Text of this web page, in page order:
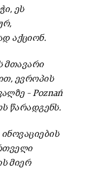
ეს
აქციონ.
მთავარი
ევროპის
– Poznań
წარადგენს.
მიერ